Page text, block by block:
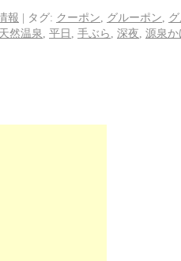
報 | タグ: クーポン グルーポン
天然温泉 平日 手ぶら 深夜 源泉